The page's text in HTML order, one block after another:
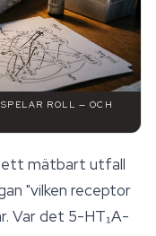
ROLL — OCH
ett mätbart utfall
"vilken receptor
Var det 5-HT₁A-